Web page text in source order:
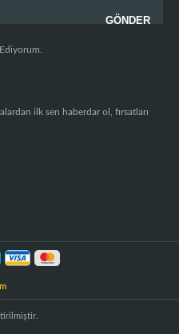
ilk sen haberdar ol, fırsatları